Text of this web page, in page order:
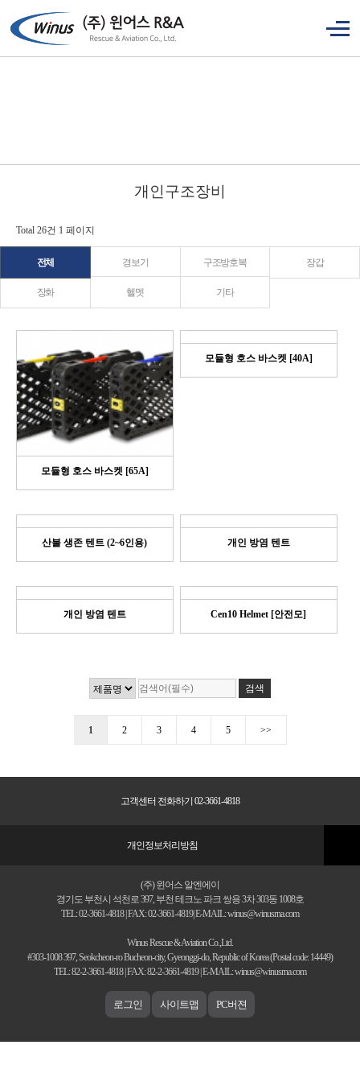
개인구조장비
Total 26건 1 페이지
전체 경보기 구조방호복 장갑
장화 헬멧 기타
모듈형 호스 바스켓 [65A]
모듈형 호스 바스켓 [40A]
산불 생존 텐트 (2~6인용) 개인 방염 텐트
개인 방염 텐트 Cen10 Helmet [안전모]
1 2 3 4 5 >>
고객센터 전화하기 02-3661-4818
개인정보처리방침
(주) 윈어스 알엔에이
경기도 부천시 석천로 397, 부천 테크노 파크 쌍용 3차 303동 1008호
TEL: 02-3661-4818 | FAX: 02-3661-4819| E-MAIL: winus@winusrna.com
Winus Rescue & Aviation Co.,Ltd.
#303-1008 397, Seokcheon-ro Bucheon-city, Gyeonggi-do, Republic of Korea (Postal code: 14449)
TEL: 82-2-3661-4818 | FAX: 82-2-3661-4819 | E-MAIL: winus@winusrna.com
로그인 사이트맵 PC버젼